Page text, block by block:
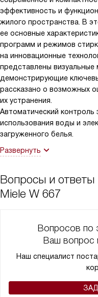
инвестиций, которые я
рекомендую всем, кто
стиральную машину. Эта
эффективность и
жилого пространства. В
ее основные
программ и режимов
на инновационные
представлены визуальные
демонстрирующие
рассказано о возможных
их устранения.
Автоматический контроль
использования воды и
загруженного белья.
Развернуть
Вопросы и
Miele W 667
Вопросов по
Ваш вопрос
Наш специалист